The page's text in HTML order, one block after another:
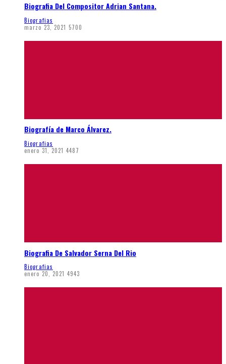
Biografia Del Compositor Adrian Santana.
Biografias
marzo 23, 2021 5700
Biografía de Marco Álvarez.
Biografias
enero 31, 2021 4487
Biografia De Salvador Serna Del Rio
Biografias
enero 20, 2021 4943